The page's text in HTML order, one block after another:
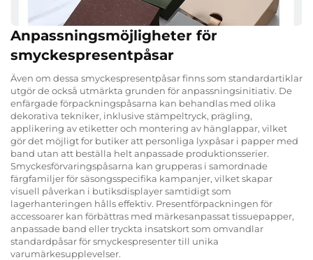
Anpassningsmöjligheter för
smyckespresentpåsar
Även om dessa smyckespresentpåsar finns som standardartiklar
utgör de också utmärkta grunden för anpassningsinitiativ. De
enfärgade förpackningspåsarna kan behandlas med olika
dekorativa tekniker, inklusive stämpeltryck, prägling,
applikering av etiketter och montering av hänglappar, vilket
gör det möjligt for butiker att personliga lyxpåsar i papper med
band utan att beställa helt anpassade produktionsserier.
Smyckesförvaringspåsarna kan grupperas i samordnade
färgfamiljer för säsongsspecifika kampanjer, vilket skapar
visuell påverkan i butiksdisplayer samtidigt som
lagerhanteringen hålls effektiv. Presentförpackningen för
accessoarer kan förbättras med märkesanpassat tissuepapper,
anpassade band eller tryckta insatskort som omvandlar
standardpåsar för smyckespresenter till unika
varumärkesupplevelser.